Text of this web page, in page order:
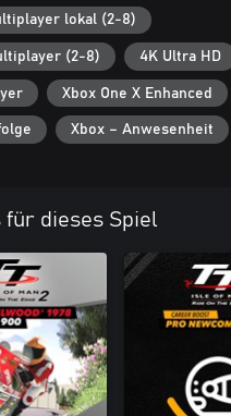
lokal (2-8)
(2-8) 4K Ultra HD
Xbox One X Enhanced
Xbox – Anwesenheit
für dieses Spiel